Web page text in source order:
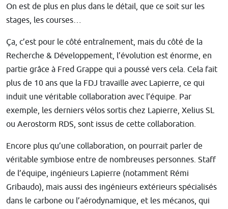
On est de plus en plus dans le détail, que ce soit sur les
stages, les courses…
Ça, c’est pour le côté entraînement, mais du côté de la
Recherche & Développement, l’évolution est énorme, en
partie grâce à Fred Grappe qui a poussé vers cela. Cela fait
plus de 10 ans que la FDJ travaille avec Lapierre, ce qui
induit une véritable collaboration avec l’équipe. Par
exemple, les derniers vélos sortis chez Lapierre, Xelius SL
ou Aerostorm RDS, sont issus de cette collaboration.
Encore plus qu’une collaboration, on pourrait parler de
véritable symbiose entre de nombreuses personnes. Staff
de l’équipe, ingénieurs Lapierre (notamment Rémi
Gribaudo), mais aussi des ingénieurs extérieurs spécialisés
dans le carbone ou l’aérodynamique, et les mécanos, qui